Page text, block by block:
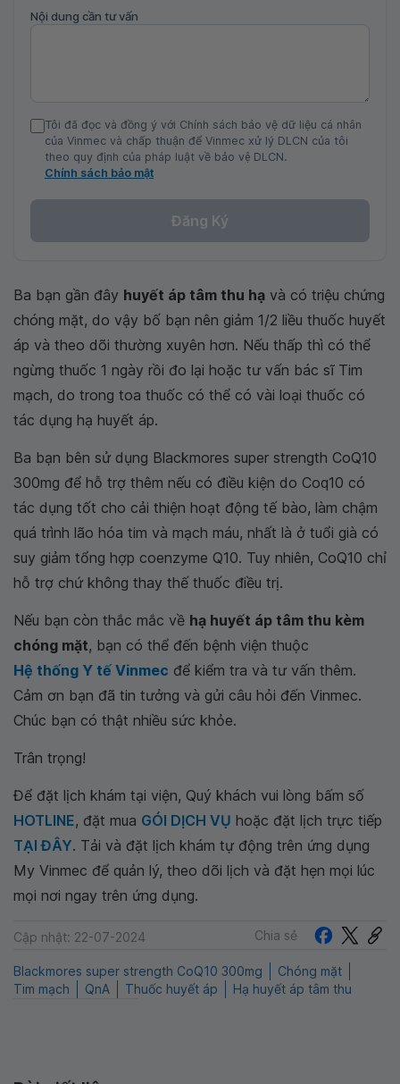
Nội dung cần tư vấn
Tôi đã đọc và đồng ý với Chính sách bảo vệ dữ liệu cá nhân
của Vinmec và chấp thuận để Vinmec xử lý DLCN của tôi
theo quy định của pháp luật về bảo vệ DLCN.
Chính sách bảo mật
Đăng Ký
Ba bạn gần đây huyết áp tâm thu hạ và có triệu chứng
chóng mặt, do vậy bố bạn nên giảm 1/2 liều thuốc huyết
áp và theo dõi thường xuyên hơn. Nếu thấp thì có thể
ngừng thuốc 1 ngày rồi đo lại hoặc tư vấn bác sĩ Tim
mạch, do trong toa thuốc có thể có vài loại thuốc có
tác dụng hạ huyết áp.
Ba bạn bên sử dụng Blackmores super strength CoQ10
300mg để hỗ trợ thêm nếu có điều kiện do Coq10 có
tác dụng tốt cho cải thiện hoạt động tế bào, làm chậm
quá trình lão hóa tim và mạch máu, nhất là ở tuổi già có
suy giảm tổng hợp coenzyme Q10. Tuy nhiên, CoQ10 chỉ
hỗ trợ chứ không thay thế thuốc điều trị.
Nếu bạn còn thắc mắc về hạ huyết áp tâm thu kèm
chóng mặt, bạn có thể đến bệnh viện thuộc
Hệ thống Y tế Vinmec để kiểm tra và tư vấn thêm.
Cảm ơn bạn đã tin tưởng và gửi câu hỏi đến Vinmec.
Chúc bạn có thật nhiều sức khỏe.
Trân trọng!
Để đặt lịch khám tại viện, Quý khách vui lòng bấm số
HOTLINE, đặt mua GÓI DỊCH VỤ hoặc đặt lịch trực tiếp
TẠI ĐÂY. Tải và đặt lịch khám tự động trên ứng dụng
My Vinmec để quản lý, theo dõi lịch và đặt hẹn mọi lúc
mọi nơi ngay trên ứng dụng.
Cập nhật: 22-07-2024 Chia sẻ
Blackmores super strength CoQ10 300mg
Chóng mặt
Tim mạch
QnA Thuốc huyết áp Hạ huyết áp tâm thu